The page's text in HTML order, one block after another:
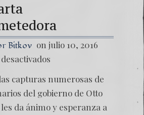
Bitkov on julio 10, 2016
capturas numerosas de
del gobierno de Otto
da ánimo y esperanza a